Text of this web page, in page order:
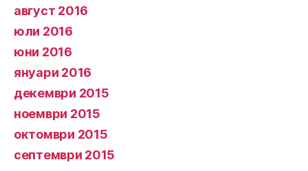
август 2016
юли 2016
юни 2016
януари 2016
декември 2015
ноември 2015
октомври 2015
септември 2015